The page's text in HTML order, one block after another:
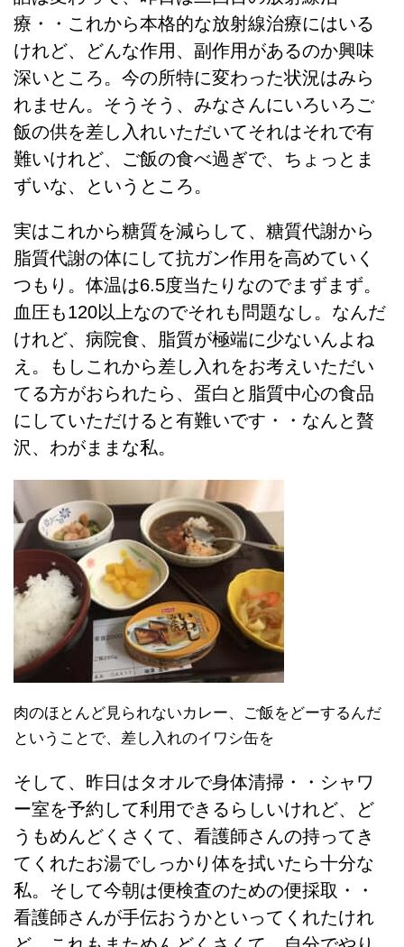
療・・これから本格的な放射線治療にはいる
けれど、どんな作用、副作用があるのか興味
深いところ。今の所特に変わった状況はみら
れません。そうそう、みなさんにいろいろご
飯の供を差し入れいただいてそれはそれで有
難いけれど、ご飯の食べ過ぎで、ちょっとま
ずいな、というところ。
実はこれから糖質を減らして、糖質代謝から
脂質代謝の体にして抗ガン作用を高めていく
つもり。体温は6.5度当たりなのでまずまず。
血圧も120以上なのでそれも問題なし。なんだ
けれど、病院食、脂質が極端に少ないんよね
え。もしこれから差し入れをお考えいただい
てる方がおられたら、蛋白と脂質中心の食品
にしていただけると有難いです・・なんと贅
沢、わがままな私。
肉のほとんど見られないカレー、ご飯をどーするんだ
ということで、差し入れのイワシ缶を
そして、昨日はタオルで身体清掃・・シャワ
ー室を予約して利用できるらしいけれど、ど
うもめんどくさくて、看護師さんの持ってき
てくれたお湯でしっかり体を拭いたら十分な
私。そして今朝は便検査のための便採取・・
看護師さんが手伝おうかといってくれたけれ